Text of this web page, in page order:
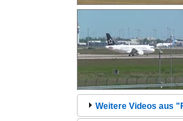
Weitere Videos aus